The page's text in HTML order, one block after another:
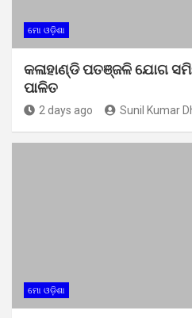
ମୋ ଓଡ଼ିଶା
କଳାହାଣ୍ଡି ପତଞ୍ଜଳି ଯୋଗ
ପାଳିତ
2 days ago Sunil Kumar
ମୋ ଓଡ଼ିଶା